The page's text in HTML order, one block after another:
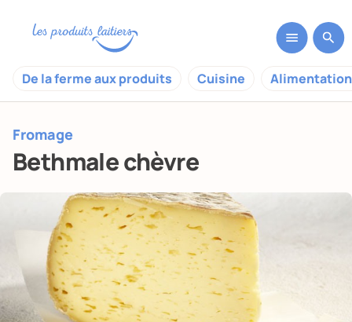
De la ferme aux produits Cuisine
Fromage
Bethmale chèvre